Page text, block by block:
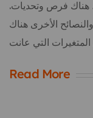
هناك فرص وتحديات.
الأخرى هناك
Read More